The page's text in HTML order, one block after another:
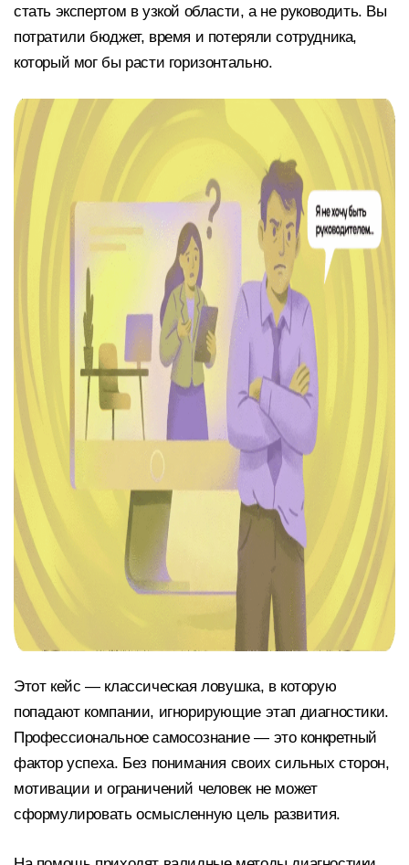
стать экспертом в узкой области, а не руководить. Вы
потратили бюджет, время и потеряли сотрудника,
который мог бы расти горизонтально.
Этот кейс — классическая ловушка, в которую
попадают компании, игнорирующие этап диагностики.
Профессиональное самосознание — это конкретный
фактор успеха. Без понимания своих сильных сторон,
мотивации и ограничений человек не может
сформулировать осмысленную цель развития.